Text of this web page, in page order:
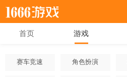
首页 游戏
赛车竞速 角色扮演